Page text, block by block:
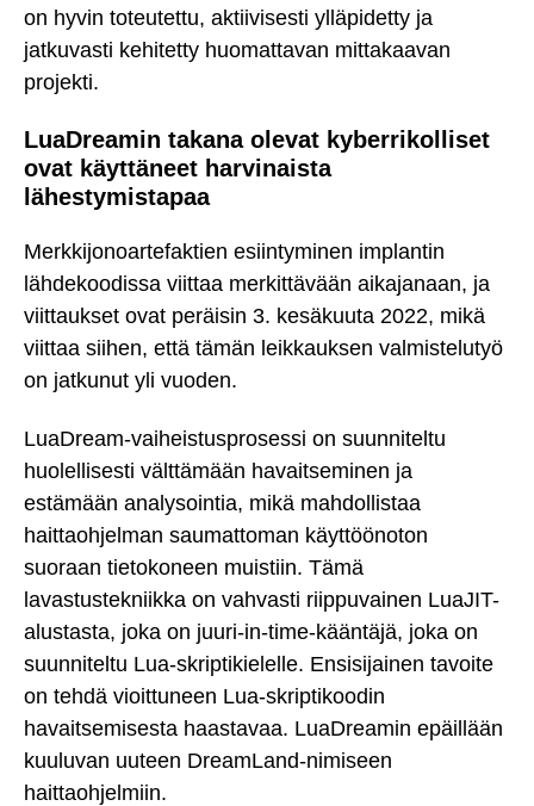
on hyvin toteutettu, aktiivisesti ylläpidetty ja
jatkuvasti kehitetty huomattavan mittakaavan
projekti.
LuaDreamin takana olevat kyberrikolliset
ovat käyttäneet harvinaista
lähestymistapaa
Merkkijonoartefaktien esiintyminen implantin
lähdekoodissa viittaa merkittävään aikajanaan, ja
viittaukset ovat peräisin 3. kesäkuuta 2022, mikä
viittaa siihen, että tämän leikkauksen valmistelutyö
on jatkunut yli vuoden.
LuaDream-vaiheistusprosessi on suunniteltu
huolellisesti välttämään havaitseminen ja
estämään analysointia, mikä mahdollistaa
haittaohjelman saumattoman käyttöönoton
suoraan tietokoneen muistiin. Tämä
lavastustekniikka on vahvasti riippuvainen LuaJIT-
alustasta, joka on juuri-in-time-kääntäjä, joka on
suunniteltu Lua-skriptikielelle. Ensisijainen tavoite
on tehdä vioittuneen Lua-skriptikoodin
havaitsemisesta haastavaa. LuaDreamin epäillään
kuuluvan uuteen DreamLand-nimiseen
haittaohjelmiin.